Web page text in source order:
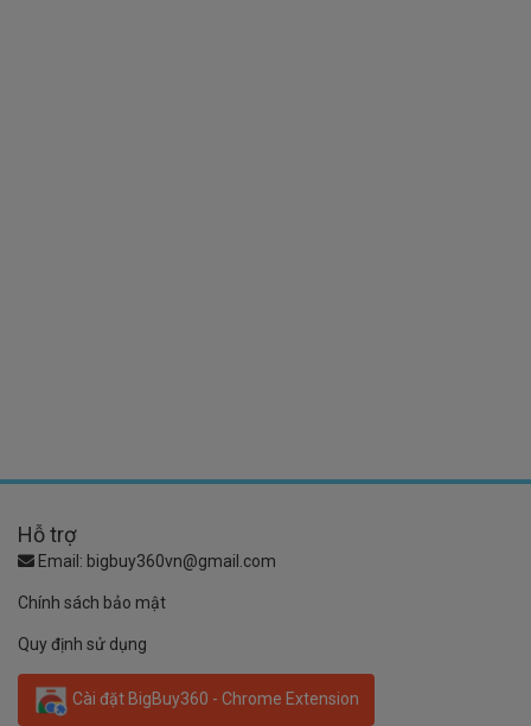
Hỗ trợ
Email: bigbuy360vn@gmail.com
Chính sách bảo mật
Quy định sử dụng
Cài đặt BigBuy360 - Chrome Extension